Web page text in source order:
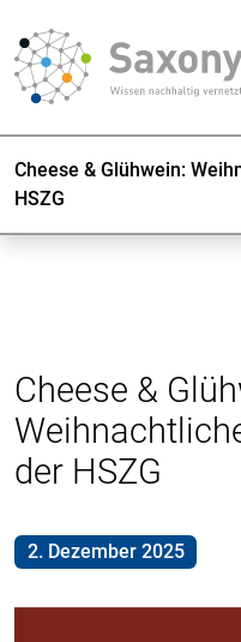
Cheese & Glühwein:
HSZG
Cheese &
der HSZG
2. Dezember 2025